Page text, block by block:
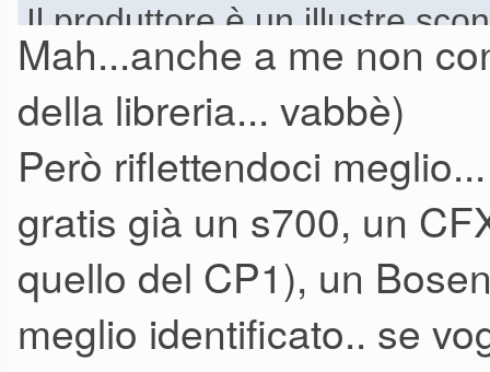
Il produttore è un illustre
conoscere. Il livello
paio di librerie su cinque),
vago (e neanche troppo)
tutta farina del suo sacco.
questo alimenta
inviare una mail
inspiegabili c'è il fatto che
Mah...anche a me non
della libreria... vabbè)
Però riflettendoci
gratis già un s700, un
quello del CP1), un
meglio identificato.. se